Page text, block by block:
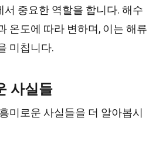
서 중요한 역할을 합니다. 해수
온도에 따라 변하며, 이는 해류
미칩니다.
사실들
미로운 사실들을 더 알아봅시